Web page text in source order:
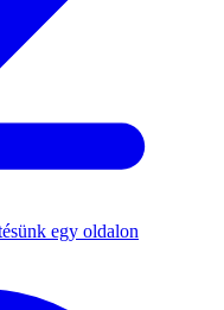
egy oldalon